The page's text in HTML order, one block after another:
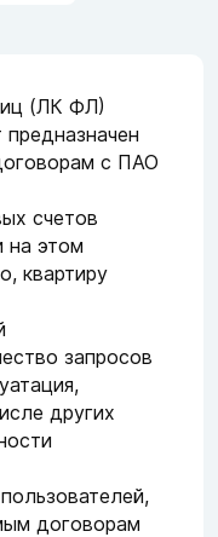
(ЛК ФЛ)
с ПАО
счетов
на этом
квартиру
запросов
других
договорам